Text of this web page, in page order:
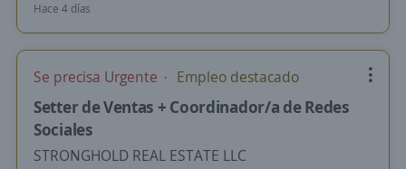
Hace 4 días
Se precisa Urgente Empleo destacado
Setter de Ventas + Coordinador/a de Redes
Sociales
STRONGHOLD REAL ESTATE LLC